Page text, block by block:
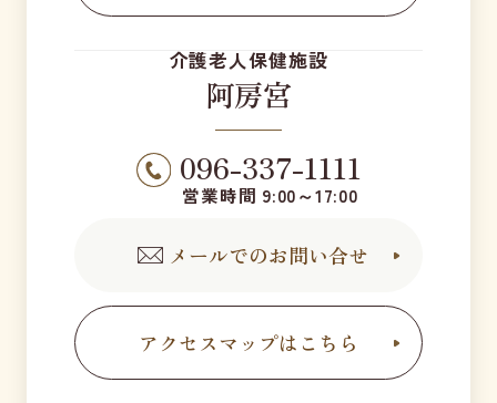
介護老人保健施設
阿房宮
096-337-1111
営業時間 9:00～17:00
メールでのお問い合せ
アクセスマップはこちら